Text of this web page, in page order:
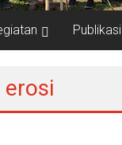
Publikasi
erosi